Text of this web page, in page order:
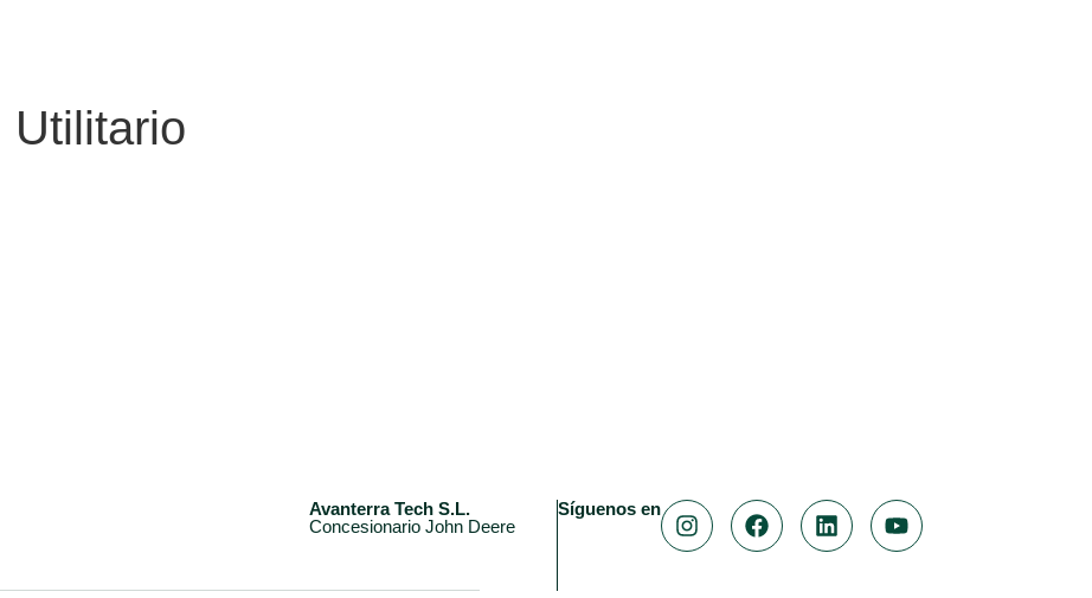
Utilitario
Avanterra Tech S.L.
Concesionario John Deere
Síguenos en